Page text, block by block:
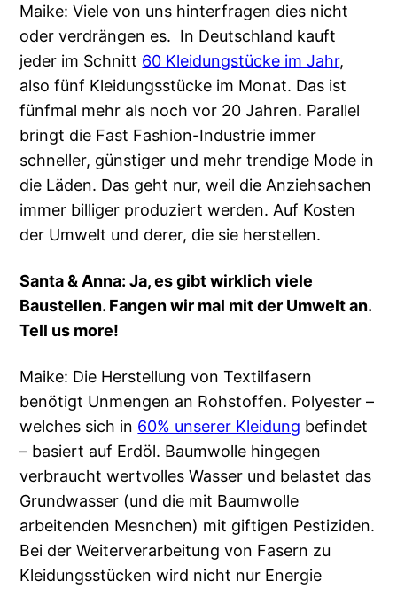
Maike: Viele von uns hinterfragen dies nicht
oder verdrängen es. In Deutschland kauft
jeder im Schnitt 60 Kleidungstücke im Jahr,
also fünf Kleidungsstücke im Monat. Das ist
fünfmal mehr als noch vor 20 Jahren. Parallel
bringt die Fast Fashion-Industrie immer
schneller, günstiger und mehr trendige Mode in
die Läden. Das geht nur, weil die Anziehsachen
immer billiger produziert werden. Auf Kosten
der Umwelt und derer, die sie herstellen.
Santa & Anna: Ja, es gibt wirklich viele
Baustellen. Fangen wir mal mit der Umwelt an.
Tell us more!
Maike: Die Herstellung von Textilfasern
benötigt Unmengen an Rohstoffen. Polyester –
welches sich in 60% unserer Kleidung befindet
– basiert auf Erdöl. Baumwolle hingegen
verbraucht wertvolles Wasser und belastet das
Grundwasser (und die mit Baumwolle
arbeitenden Mesnchen) mit giftigen Pestiziden.
Bei der Weiterverarbeitung von Fasern zu
Kleidungsstücken wird nicht nur Energie